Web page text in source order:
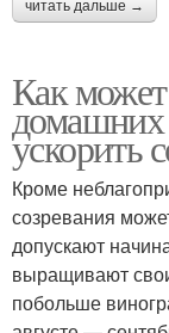
читать дальше →
Как может
домашних
ускорить
Кроме
созревания
допускают
выращивают
побольше